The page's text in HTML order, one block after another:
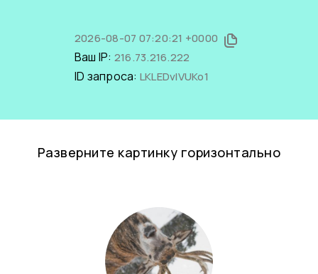
2026-08-07 07:20:21 +0000
Ваш IP: 216.73.216.222
ID запроса: LKLEDvIVUKo1
Разверните картинку горизонтально